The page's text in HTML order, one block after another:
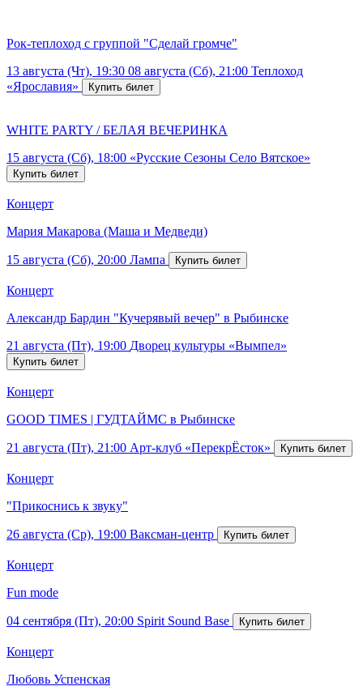
Рок-теплоход с группой "Сделай громче"
13 августа (Чт), 19:30 08 августа (Сб), 21:00 Теплоход
«Ярославия»
WHITE PARTY / БЕЛАЯ ВЕЧЕРИНКА
15 августа (Сб), 18:00 «Русские Сезоны Село Вятское»
Концерт
Мария Макарова (Маша и Медведи)
15 августа (Сб), 20:00 Лампа
Концерт
Александр Бардин "Кучерявый вечер" в Рыбинске
21 августа (Пт), 19:00 Дворец культуры «Вымпел»
Концерт
GOOD TIMES | ГУДТАЙМС в Рыбинске
21 августа (Пт), 21:00 Арт-клуб «ПерекрЁсток»
Концерт
"Прикоснись к звуку"
26 августа (Ср), 19:00 Ваксман-центр
Концерт
Fun mode
04 сентября (Пт), 20:00 Spirit Sound Base
Концерт
Любовь Успенская